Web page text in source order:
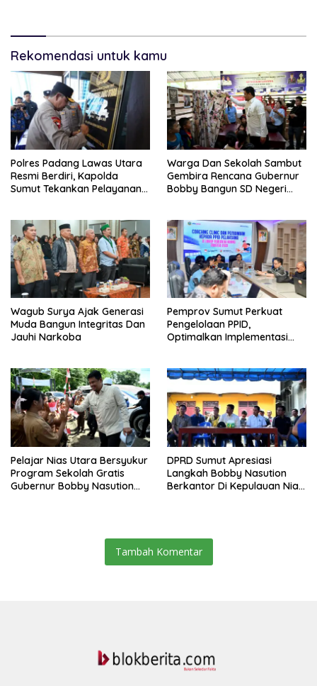
Rekomendasi untuk kamu
Polres Padang Lawas Utara
Resmi Berdiri, Kapolda
Sumut Tekankan Pelayanan
Warga Dan Sekolah Sambut
Gembira Rencana Gubernur
Bobby Bangun SD Negeri
Wagub Surya Ajak Generasi
Muda Bangun Integritas Dan
Jauhi Narkoba
Pemprov Sumut Perkuat
Pengelolaan PPID,
Optimalkan Implementasi
Pelajar Nias Utara Bersyukur
Program Sekolah Gratis
Gubernur Bobby Nasution
DPRD Sumut Apresiasi
Langkah Bobby Nasution
Berkantor Di Kepulauan Nias,
Tambah Komentar